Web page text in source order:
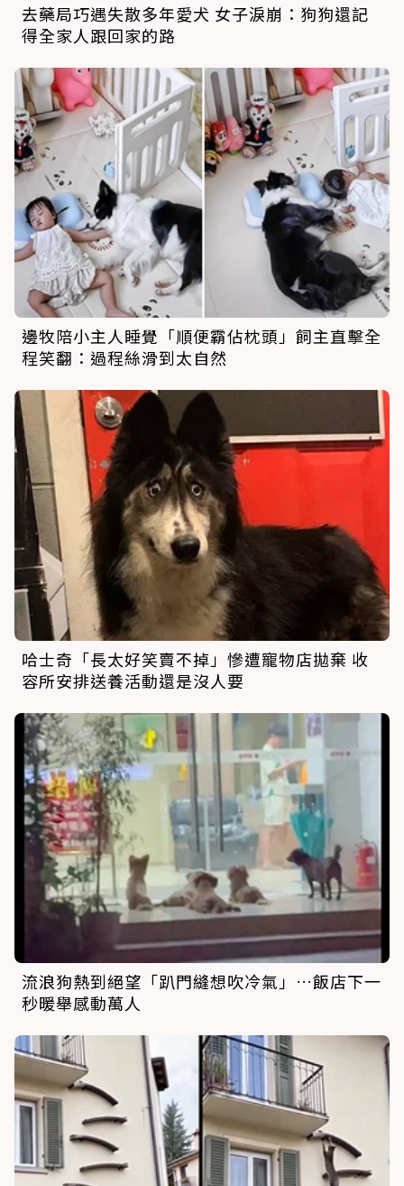
去藥局巧遇失散多年愛犬 女子淚崩：狗狗還記
得全家人跟回家的路
邊牧陪小主人睡覺「順便霸佔枕頭」飼主直擊全
程笑翻：過程絲滑到太自然
哈士奇「長太好笑賣不掉」慘遭寵物店拋棄 收
容所安排送養活動還是沒人要
流浪狗熱到絕望「趴門縫想吹冷氣」…飯店下一
秒暖舉感動萬人